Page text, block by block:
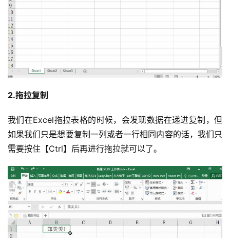
日
好
诗
2.拖拉复制
我们在Excel拖拉表格的时候，会发现数据在递进复制，但
如果我们只是想要复制一列或者一行相同内容的话，我们只
需要按住【Ctrl】后再进行拖拉就可以了。